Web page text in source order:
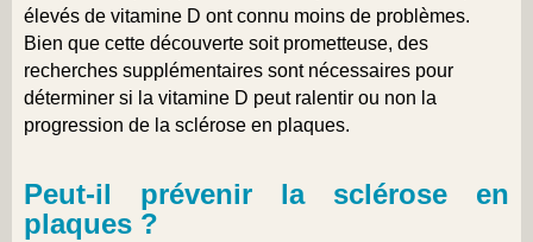
élevés de vitamine D ont connu moins de problèmes.
Bien que cette découverte soit prometteuse, des
recherches supplémentaires sont nécessaires pour
déterminer si la vitamine D peut ralentir ou non la
progression de la sclérose en plaques.
Peut-il prévenir la sclérose en
plaques ?